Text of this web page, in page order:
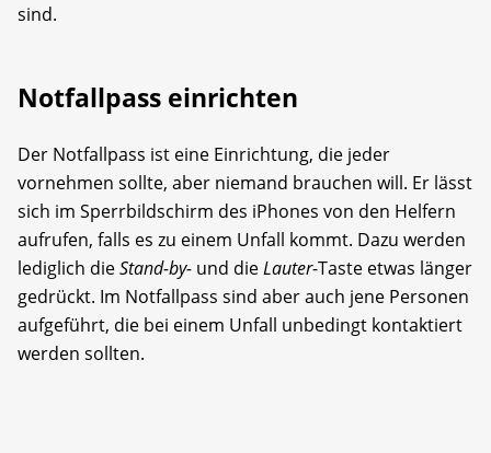
sind.
Notfallpass einrichten
Der Notfallpass ist eine Einrichtung, die jeder
vornehmen sollte, aber niemand brauchen will. Er lässt
sich im Sperrbildschirm des iPhones von den Helfern
aufrufen, falls es zu einem Unfall kommt. Dazu werden
lediglich dieStand-by- und dieLauter-Taste etwas länger
gedrückt. Im Notfallpass sind aber auch jene Personen
aufgeführt, die bei einem Unfall unbedingt kontaktiert
werden sollten.